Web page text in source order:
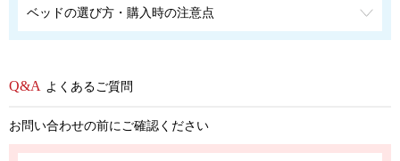
ベッドの選び方・購入時の注意点
よくあるご質問
お問い合わせの前にご確認ください